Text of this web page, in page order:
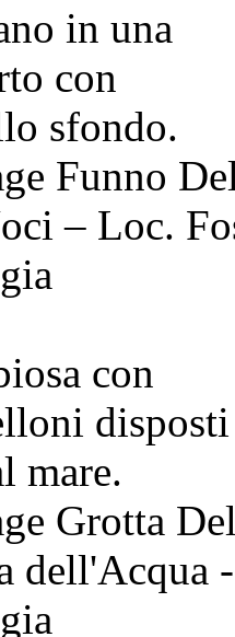
Funno
– Loc.
Grotta
dell'Acqua